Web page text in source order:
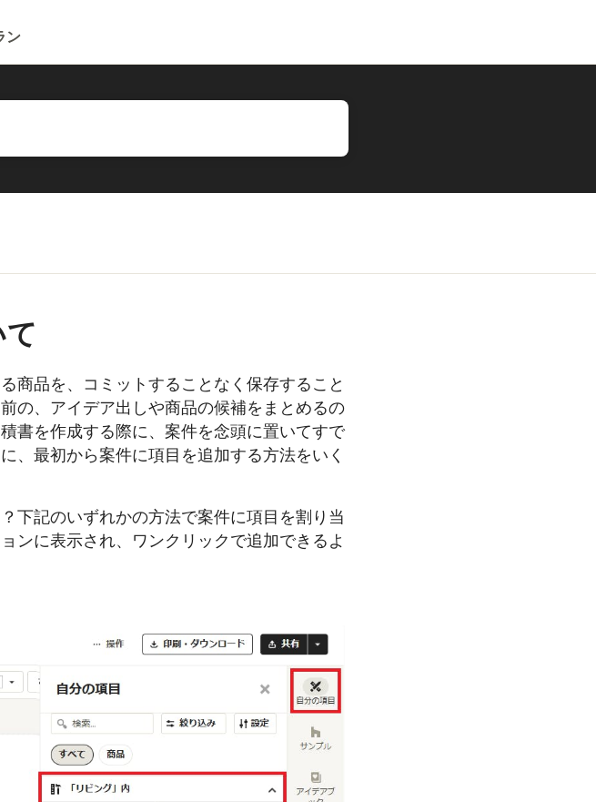
ン
商品を、コミットすることなく保存すること
の、アイデア出しや商品の候補をまとめるの
書を作成する際に、案件を念頭に置いてすで
、最初から案件に項目を追加する方法をいく
下記のいずれかの方法で案件に項目を割り当
ンに表示され、ワンクリックで追加できるよ